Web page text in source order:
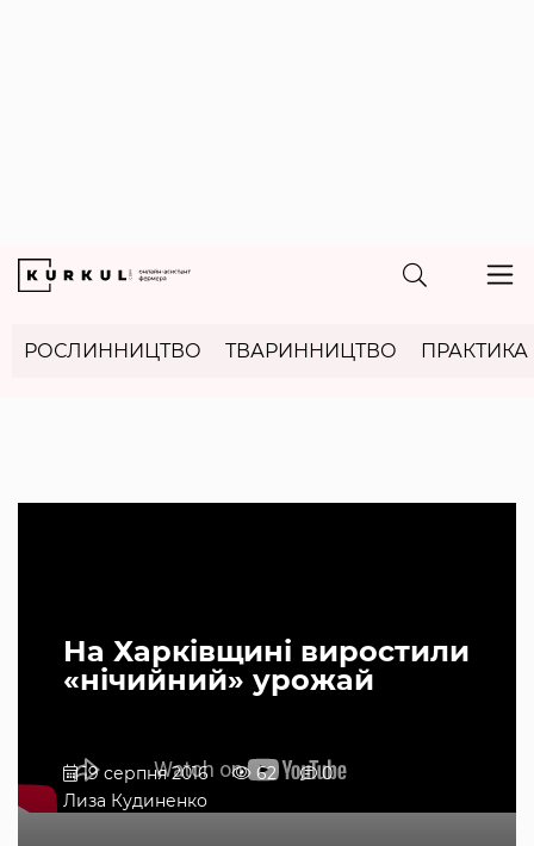
РОСЛИННИЦТВО ТВАРИННИЦТВО ПРАКТИКА
На Харківщині виростили
«нічийний» урожай
19 серпня 2016 62
0
Лиза Кудиненко